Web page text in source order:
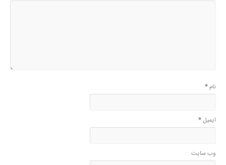
نام*
ایمیل*
وب‌ سایت